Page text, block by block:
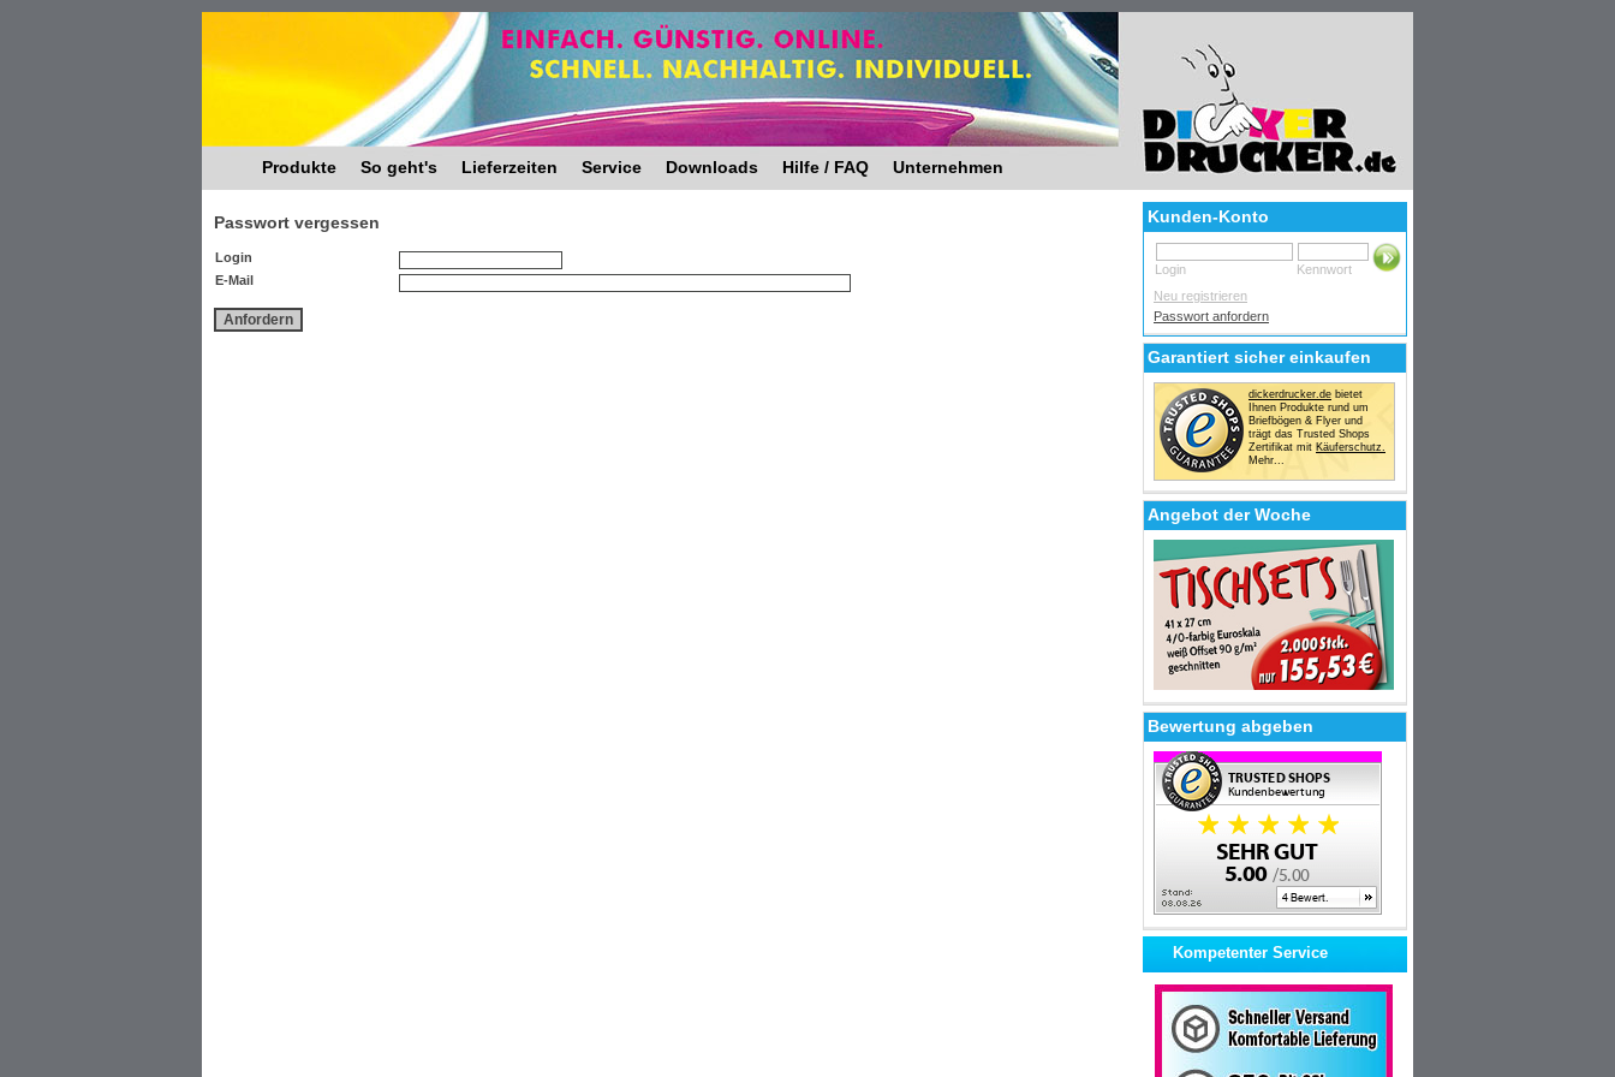
Produkte So geht's Lieferzeiten Service Downloads Hilfe / FAQ Unternehmen
Kunden-Konto
Login
Kennwort
Neu registrieren
Passwort anfordern
Garantiert sicher einkaufen
dickerdrucker.de bietet
Ihnen Produkte rund um
Briefbögen & Flyer und
trägt das Trusted Shops
Zertifikat mit Käuferschutz.
Mehr...
Angebot der Woche
Bewertung abgeben
Kompetenter Service
Passwort vergessen
Login
E-Mail
Anfordern